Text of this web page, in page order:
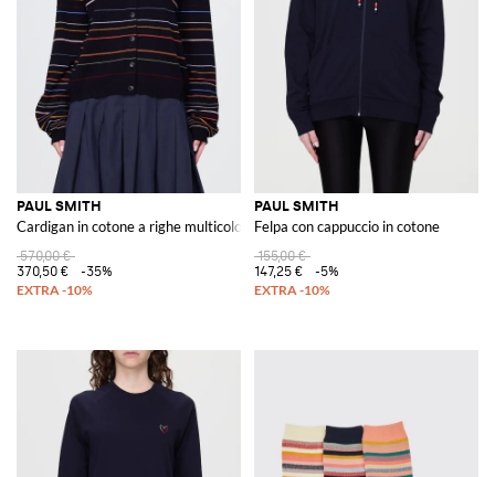
PAUL SMITH
Cardigan in cotone a righe multicolor
570,00 €
370,50 €
-35%
PAUL SMITH
Felpa con cappuccio in cotone
155,00 €
147,25 €
-5%